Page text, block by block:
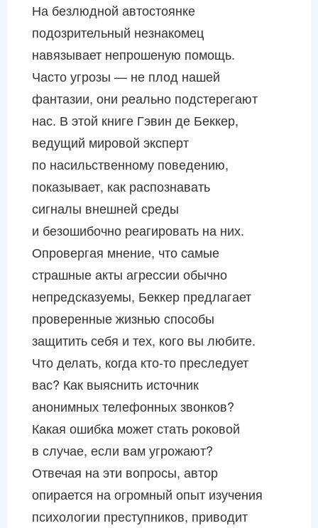
На безлюдной автостоянке
подозрительный незнакомец
навязывает непрошеную помощь.
Часто угрозы — не плод нашей
фантазии, они реально подстерегают
нас. В этой книге Гэвин де Беккер,
ведущий мировой эксперт
по насильственному поведению,
показывает, как распознавать
сигналы внешней среды
и безошибочно реагировать на них.
Опровергая мнение, что самые
страшные акты агрессии обычно
непредсказуемы, Беккер предлагает
проверенные жизнью способы
защитить себя и тех, кого вы любите.
Что делать, когда кто-то преследует
вас? Как выяснить источник
анонимных телефонных звонков?
Какая ошибка может стать роковой
в случае, если вам угрожают?
Отвечая на эти вопросы, автор
опирается на огромный опыт изучения
психологии преступников, приводит